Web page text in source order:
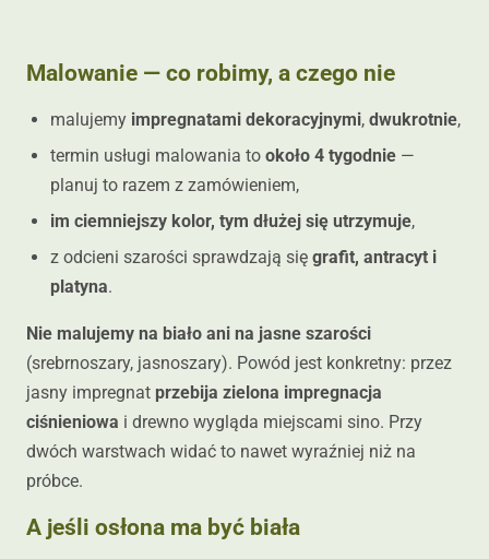
Malowanie — co robimy, a czego nie
malujemy impregnatami dekoracyjnymi, dwukrotnie,
termin usługi malowania to około 4 tygodnie —
planuj to razem z zamówieniem,
im ciemniejszy kolor, tym dłużej się utrzymuje,
z odcieni szarości sprawdzają się grafit, antracyt i
platyna.
Nie malujemy na biało ani na jasne szarości
(srebrnoszary, jasnoszary). Powód jest konkretny: przez
jasny impregnat przebija zielona impregnacja
ciśnieniowa i drewno wygląda miejscami sino. Przy
dwóch warstwach widać to nawet wyraźniej niż na
próbce.
A jeśli osłona ma być biała